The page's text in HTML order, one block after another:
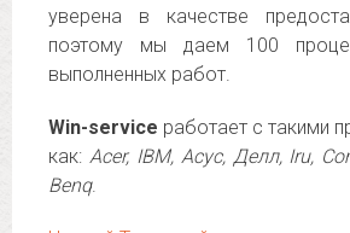
уверена в качестве
поэтому мы даем 100
выполненных работ.
Win-service работает с такими
как: Acer, IBM, Асус, Делл, Iru,
Benq.